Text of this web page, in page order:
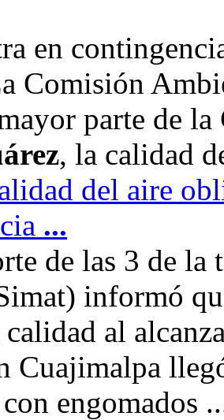
en
Comisión
parte de
, la calidad
del aire
...
de las 3 de la
informó
al
Cuajimalpa
engomados